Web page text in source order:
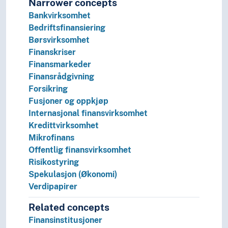
Økonomiske transaksjoner
Pedagogikk
Psykologi
Realfag
Religionsvitenskap
Rettsvitenskap
Samfunnsvitenskap
Språk
Tid i enheter, stadier og perioder
Narrower concepts
Bankvirksomhet
Bedriftsfinansiering
Børsvirksomhet
Finanskriser
Finansmarkeder
Finansrådgivning
Forsikring
Fusjoner og oppkjøp
Internasjonal finansvirksomhet
Kredittvirksomhet
Mikrofinans
Offentlig finansvirksomhet
Risikostyring
Spekulasjon (Økonomi)
Verdipapirer
Related concepts
Finansinstitusjoner